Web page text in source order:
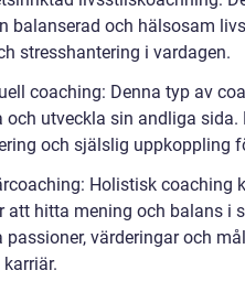
balanserad och hälsosam
stresshantering i vardagen.
coaching: Denna typ av
och utveckla sin andliga
och själslig uppkoppling
Holistisk
att hitta mening och balans i
passioner, värderingar och